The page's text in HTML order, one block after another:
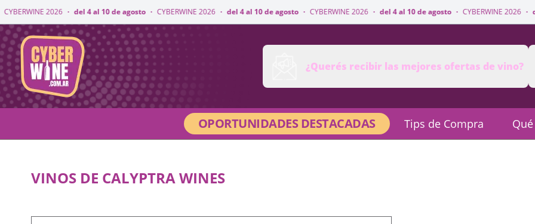
2026 · del 4 al 10 de agosto · CYBERWINE 2026 · del 4 al 10 de agosto · CYBERWINE 2026 · del 4 al 10 de agosto · CYBERWINE 2026 · del 4
CyberWine
¿Querés recibir las mejores ofertas de vino?
OPORTUNIDADES DESTACADAS Tips de Compra
VINOS DE CALYPTRA WINES